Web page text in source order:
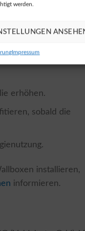
werden.
Impressum
was bedeutet,
Vorteile, die
bidirektionalem
erhöhen.
sobald die
installieren,
informieren.